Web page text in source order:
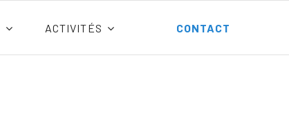
ACTIVITÉS CONTACT